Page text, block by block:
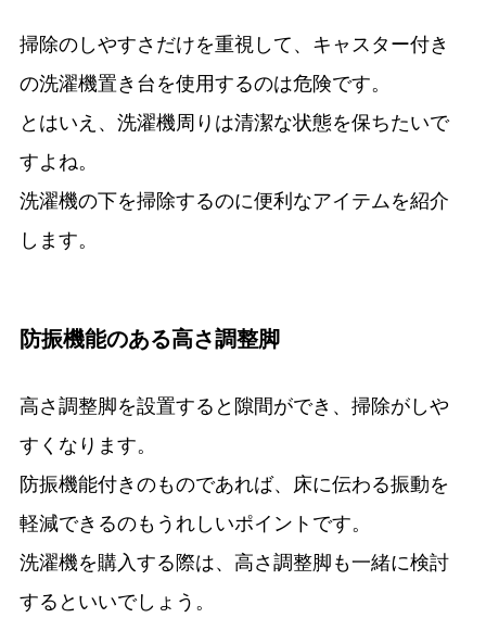
掃除のしやすさだけを重視して、キャスター付き
の洗濯機置き台を使用するのは危険です。
とはいえ、洗濯機周りは清潔な状態を保ちたいで
すよね。
洗濯機の下を掃除するのに便利なアイテムを紹介
します。
防振機能のある高さ調整脚
高さ調整脚を設置すると隙間ができ、掃除がしや
すくなります。
防振機能付きのものであれば、床に伝わる振動を
軽減できるのもうれしいポイントです。
洗濯機を購入する際は、高さ調整脚も一緒に検討
するといいでしょう。